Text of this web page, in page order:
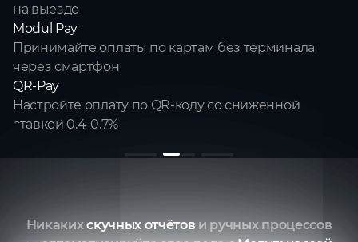
на выезде
Modul Pay
Принимайте оплаты по картам без терминала
через смартфон
QR‑Pay
Настройте оплату по QR‑коду со сниженной
ставкой 0,4-0,7%
Оставить заявку
Никакихскучных отчётов и ручных процессов